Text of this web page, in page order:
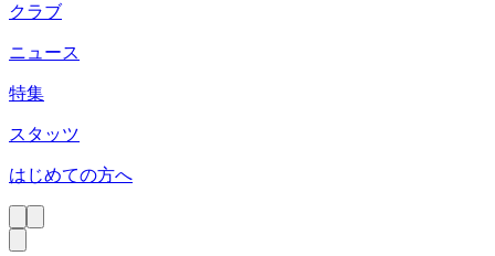
クラブ
ニュース
特集
スタッツ
はじめての方へ